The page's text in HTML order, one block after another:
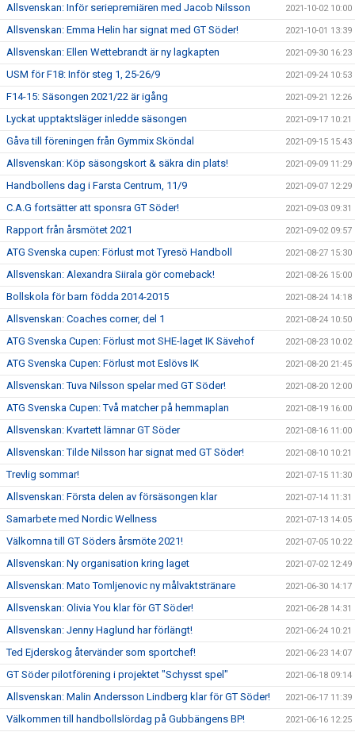
Allsvenskan: Inför seriepremiären med Jacob Nilsson 2021-10-02 10:00
Allsvenskan: Emma Helin har signat med GT Söder! 2021-10-01 13:39
Allsvenskan: Ellen Wettebrandt är ny lagkapten 2021-09-30 16:23
USM för F18: Inför steg 1, 25-26/9 2021-09-24 10:53
F14-15: Säsongen 2021/22 är igång 2021-09-21 12:26
Lyckat upptaktsläger inledde säsongen 2021-09-17 10:21
Gåva till föreningen från Gymmix Sköndal 2021-09-15 15:43
Allsvenskan: Köp säsongskort & säkra din plats! 2021-09-09 11:29
Handbollens dag i Farsta Centrum, 11/9 2021-09-07 12:29
C.A.G fortsätter att sponsra GT Söder! 2021-09-03 09:31
Rapport från årsmötet 2021 2021-09-02 09:57
ATG Svenska cupen: Förlust mot Tyresö Handboll 2021-08-27 15:30
Allsvenskan: Alexandra Siirala gör comeback! 2021-08-26 15:00
Bollskola för barn födda 2014-2015 2021-08-24 14:18
Allsvenskan: Coaches corner, del 1 2021-08-24 10:50
ATG Svenska Cupen: Förlust mot SHE-laget IK Sävehof 2021-08-23 10:02
ATG Svenska Cupen: Förlust mot Eslövs IK 2021-08-20 21:45
Allsvenskan: Tuva Nilsson spelar med GT Söder! 2021-08-20 12:00
ATG Svenska Cupen: Två matcher på hemmaplan 2021-08-19 16:00
Allsvenskan: Kvartett lämnar GT Söder 2021-08-16 11:00
Allsvenskan: Tilde Nilsson har signat med GT Söder! 2021-08-10 10:21
Trevlig sommar! 2021-07-15 11:30
Allsvenskan: Första delen av försäsongen klar 2021-07-14 11:31
Samarbete med Nordic Wellness 2021-07-13 14:05
Välkomna till GT Söders årsmöte 2021! 2021-07-05 10:22
Allsvenskan: Ny organisation kring laget 2021-07-02 12:49
Allsvenskan: Mato Tomljenovic ny målvaktstränare 2021-06-30 14:17
Allsvenskan: Olivia You klar för GT Söder! 2021-06-28 14:31
Allsvenskan: Jenny Haglund har förlängt! 2021-06-24 10:21
Ted Ejderskog återvänder som sportchef! 2021-06-23 14:07
GT Söder pilotförening i projektet "Schysst spel" 2021-06-18 09:14
Allsvenskan: Malin Andersson Lindberg klar för GT Söder! 2021-06-17 11:39
Välkommen till handbollslördag på Gubbängens BP! 2021-06-16 12:25